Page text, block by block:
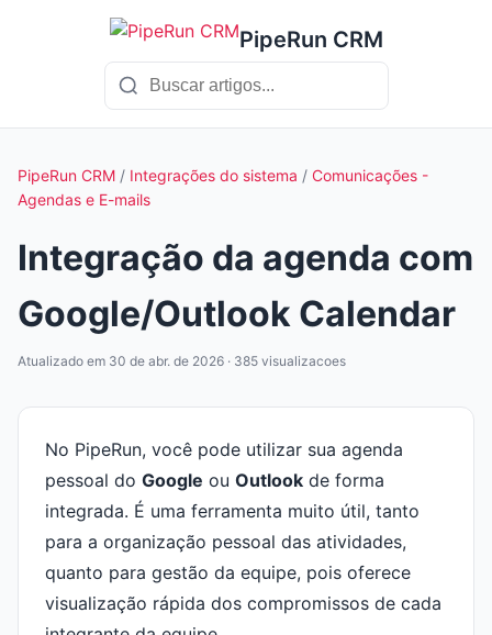
PipeRun CRM
PipeRun CRM / Integrações do sistema / Comunicações -
Agendas e E-mails
Integração da agenda com
Google/Outlook Calendar
Atualizado em 30 de abr. de 2026 · 385 visualizacoes
No PipeRun, você pode utilizar sua agenda
pessoal do Google ou Outlook de forma
integrada. É uma ferramenta muito útil, tanto
para a organização pessoal das atividades,
quanto para gestão da equipe, pois oferece
visualização rápida dos compromissos de cada